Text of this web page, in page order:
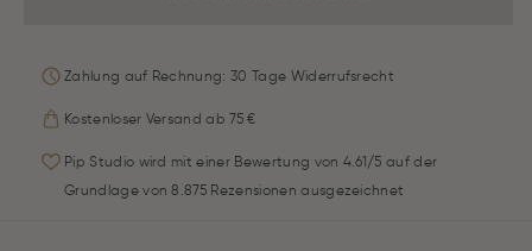
Zahlung auf Rechnung: 30 Tage Widerrufsrecht
Kostenloser Versand ab 75 €
Pip Studio wird mit einer Bewertung von 4.61/5 auf der
Grundlage von 8.875 Rezensionen ausgezeichnet